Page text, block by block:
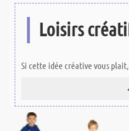
Loisirs
Si cette idée créative vous